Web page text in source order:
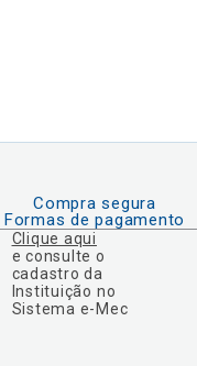
Compra segura
Formas de pagamento
Clique aqui
e consulte o
cadastro da
Instituição no
Sistema e-Mec